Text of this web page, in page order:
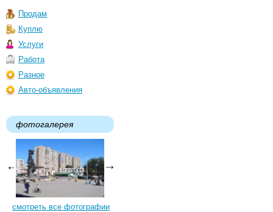
Продам
Куплю
Услуги
Работа
Разное
Авто-объявления
фотогалерея
смотреть все фотографии